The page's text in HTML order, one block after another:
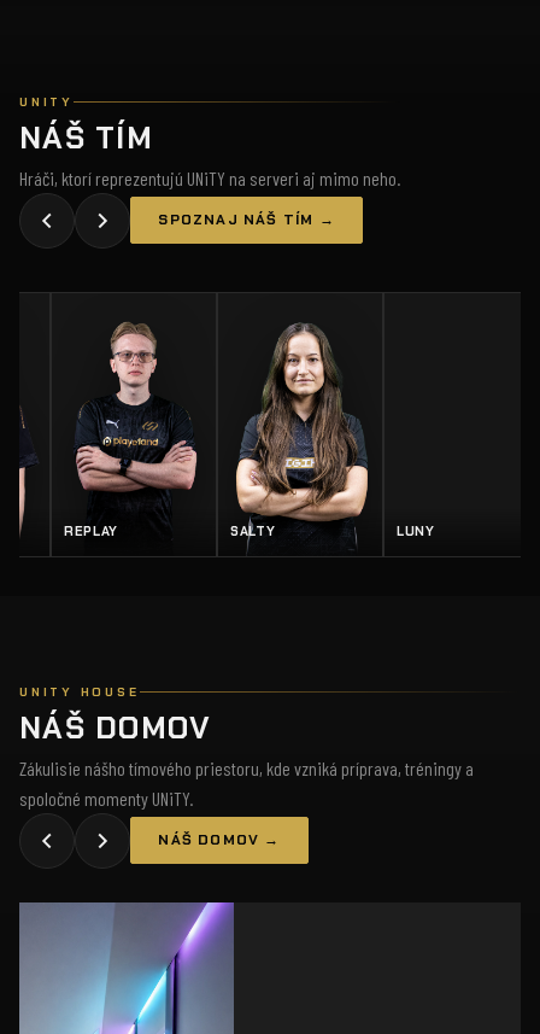
UNITY
NÁŠ TÍM
Hráči, ktorí reprezentujú UNiTY na serveri aj mimo neho.
SPOZNAJ NÁŠ TÍM →
REPLAY SALTY LUNY
UNITY HOUSE
NÁŠ DOMOV
Zákulisie nášho tímového priestoru, kde vzniká príprava, tréningy a
spoločné momenty UNiTY.
NÁŠ DOMOV →